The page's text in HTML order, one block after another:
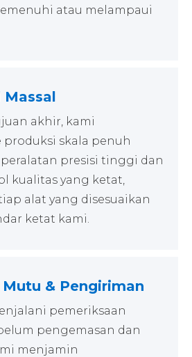
atau melampaui
Massal
akhir, kami
skala penuh
presisi tinggi dan
kualitas yang ketat,
alat yang disesuaikan
ketat kami.
& Pengiriman
pemeriksaan
pengemasan dan
menjamin